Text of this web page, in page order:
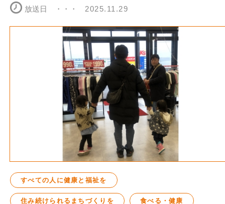
放送日
2025.11.29
すべての人に健康と福祉を
住み続けられるまちづくりを 食べる・健康